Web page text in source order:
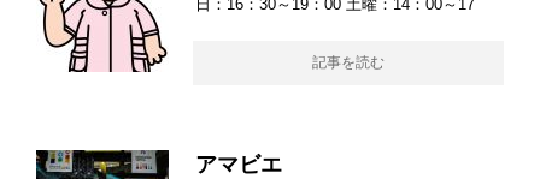
日：16：30～19：00 土曜：14：00～17
記事を読む
アマビエ